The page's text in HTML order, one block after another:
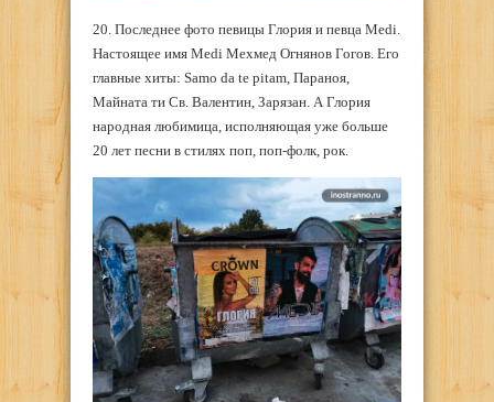
20. Последнее фото певицы Глория и певца Medi.
Настоящее имя Medi Мехмед Огнянов Гогов. Его
главные хиты: Samo da te pitam, Параноя,
Майната ти Св. Валентин, Зарязан. А Глория
народная любимица, исполняющая уже больше
20 лет песни в стилях поп, поп-фолк, рок.